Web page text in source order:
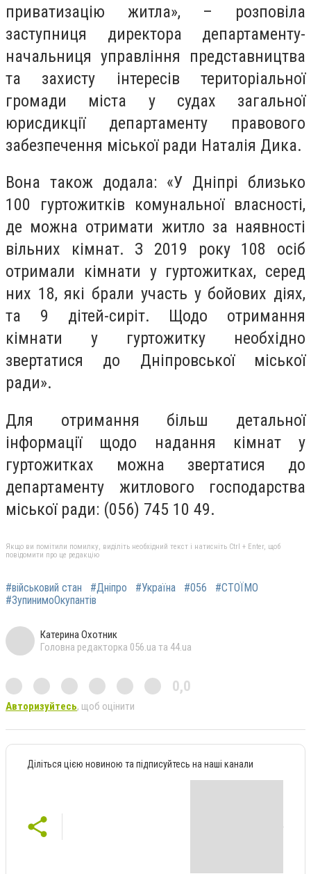
приватизацію житла», – розповіла
заступниця директора департаменту-
начальниця управління представництва
та захисту інтересів територіальної
громади міста у судах загальної
юрисдикції департаменту правового
забезпечення міської ради Наталія Дика.
Вона також додала: «У Дніпрі близько
100 гуртожитків комунальної власності,
де можна отримати житло за наявності
вільних кімнат. З 2019 року 108 осіб
отримали кімнати у гуртожитках, серед
них 18, які брали участь у бойових діях,
та 9 дітей-сиріт. Щодо отримання
кімнати у гуртожитку необхідно
звертатися до Дніпровської міської
ради».
Для отримання більш детальної
інформації щодо надання кімнат у
гуртожитках можна звертатися до
департаменту житлового господарства
міської ради: (056) 745 10 49.
Якщо ви помітили помилку, виділіть необхідний текст і натисніть Ctrl + Enter, щоб
повідомити про це редакцію
#військовий стан #Дніпро #Україна #056
#СТОЇМО
#ЗупинимоОкупантів
Катерина Охотник
Головна редакторка 056.ua та 44.ua
0,0
Авторизуйтесь, щоб оцінити
Діліться цією новиною та підписуйтесь на наші канали